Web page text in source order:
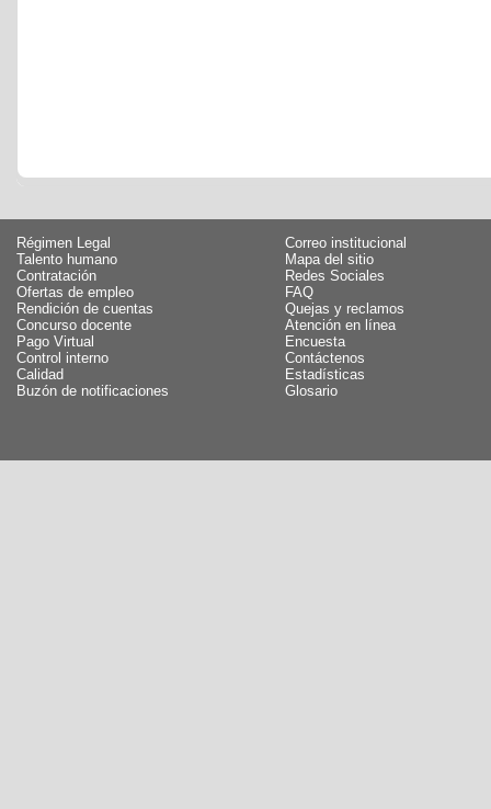
Régimen Legal
Talento humano
Contratación
Ofertas de empleo
Rendición de cuentas
Concurso docente
Pago Virtual
Control interno
Calidad
Buzón de notificaciones
Correo institucional
Mapa del sitio
Redes Sociales
FAQ
Quejas y reclamos
Atención en línea
Encuesta
Contáctenos
Estadísticas
Glosario